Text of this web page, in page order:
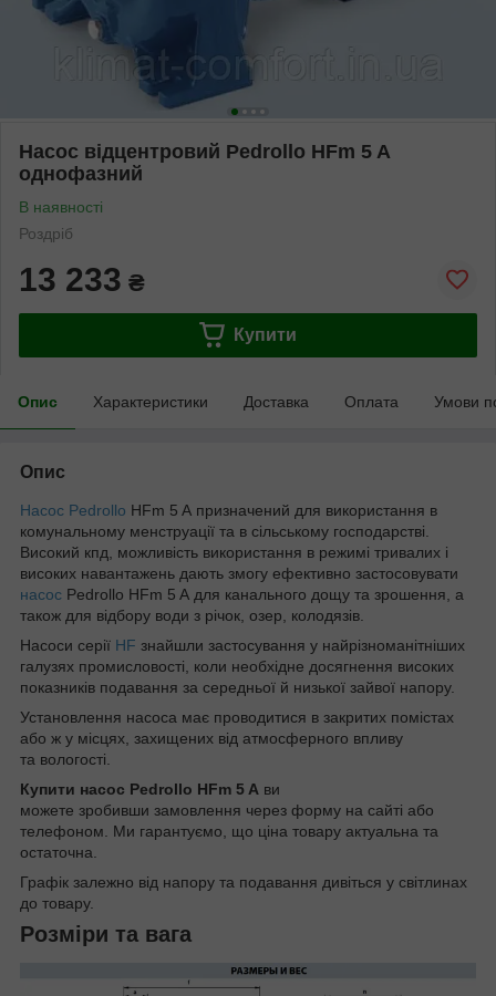
Насос відцентровий Pedrollo HFm 5 A
однофазний
В наявності
Роздріб
13 233 ₴
Купити
Опис Характеристики Доставка Оплата Умови
Опис
Насос Pedrollo HFm 5 A призначений для використання в
комунальному менструації та в сільському господарстві.
Високий кпд, можливість використання в режимі тривалих і
високих навантажень дають змогу ефективно застосовувати
насос Pedrollo HFm 5 A для канального дощу та зрошення, а
також для відбору води з річок, озер, колодязів.
Насоси серії HF знайшли застосування у найрізноманітніших
галузях промисловості, коли необхідне досягнення високих
показників подавання за середньої й низької зайвої напору.
Установлення насоса має проводитися в закритих помістах
або ж у місцях, захищених від атмосферного впливу
та вологості.
Купити насос Pedrollo HFm 5 A ви
можете зробивши замовлення через форму на сайті або
телефоном. Ми гарантуємо, що ціна товару актуальна та
остаточна.
Графік залежно від напору та подавання дивіться у світлинах
до товару.
Розміри та вага